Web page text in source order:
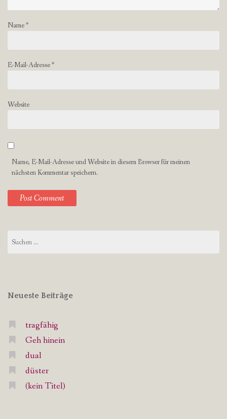
Name*
E-Mail-Adresse*
Website
Name, E-Mail-Adresse und Website in diesem Browser für meinen
nächsten Kommentar speichern.
nach:
Neueste Beiträge
tragfähig
Geh hinein
dual
düster
(kein Titel)